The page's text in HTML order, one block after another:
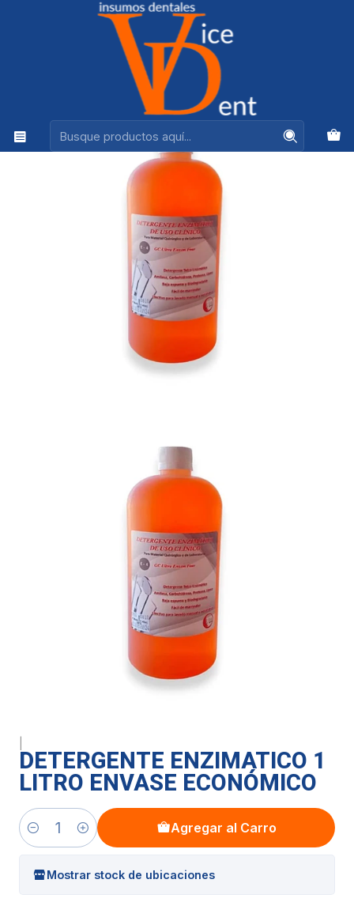
Ventas +56944575313
DESINFECCION Y BIOSEGURIDAD
DETERGENTE ENZIMATICO 1 LITRO ENVASE ECONÓMICO
DETERGENTE ENZIMATICO 1
LITRO ENVASE ECONÓMICO
Cantidad
Agregar al Carro
Mostrar stock de ubicaciones